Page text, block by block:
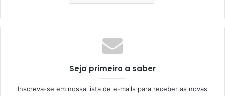
Seja primeiro a saber
Inscreva-se em nossa lista de e-mails para receber as novas